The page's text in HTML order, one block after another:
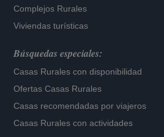
Complejos Rurales
Viviendas turísticas
Búsquedas especiales:
Casas Rurales con disponibilidad
Ofertas Casas Rurales
Casas recomendadas por viajeros
Casas Rurales con actividades